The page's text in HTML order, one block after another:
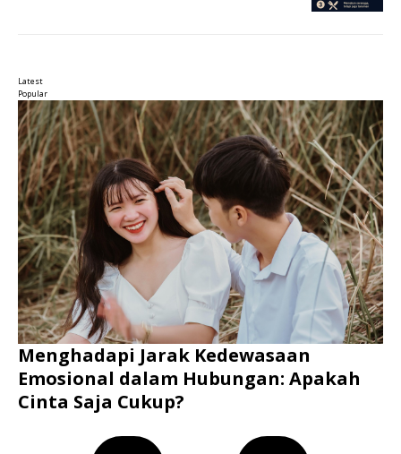
Latest
Popular
Menghadapi Jarak Kedewasaan
Emosional dalam Hubungan: Apakah
Cinta Saja Cukup?